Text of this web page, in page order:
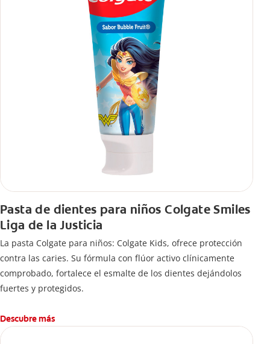
Pasta de dientes para niños Colgate Smiles
Liga de la Justicia
La pasta Colgate para niños: Colgate Kids, ofrece protección
contra las caries. Su fórmula con flúor activo clínicamente
comprobado, fortalece el esmalte de los dientes dejándolos
fuertes y protegidos.
Descubre más